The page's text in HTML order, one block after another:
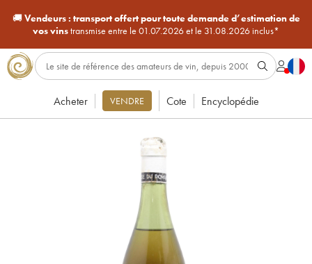
🚚Vendeurs : transport offert pour toute demande d’estimation de
vos vinstransmise entre le 01.07.2026 et le 31.08.2026 inclus*
Acheter VENDRE Cote Encyclopédie